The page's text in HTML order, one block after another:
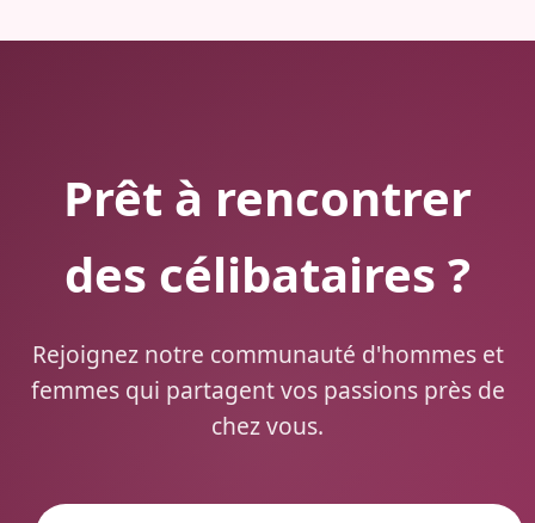
Prêt à rencontrer
des célibataires ?
Rejoignez notre communauté d'hommes et
femmes qui partagent vos passions près de
chez vous.